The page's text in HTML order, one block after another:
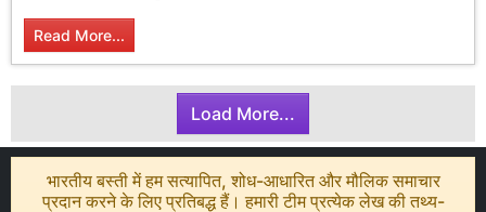
Read More...
Load More...
भारतीय बस्ती में हम सत्यापित, शोध-आधारित और मौलिक समाचार
प्रदान करने के लिए प्रतिबद्ध हैं। हमारी टीम प्रत्येक लेख की तथ्य-